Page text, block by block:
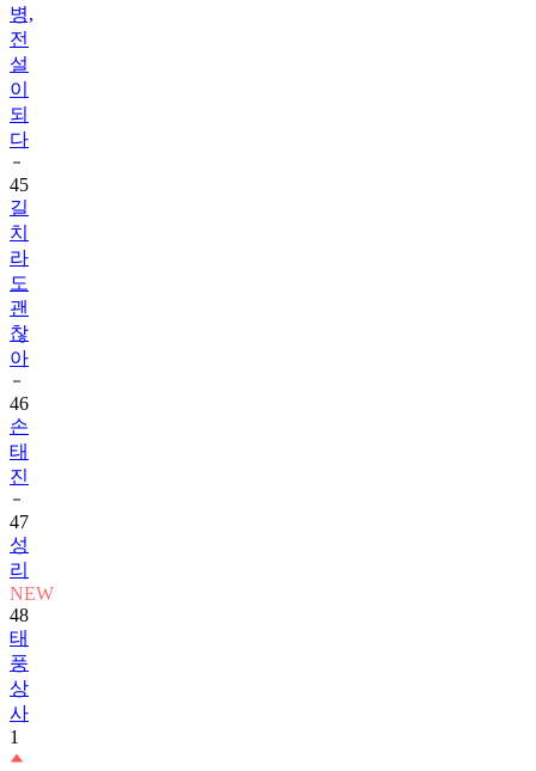
병,
전
설
이
되
다
45
길
치
라
도
괜
찮
아
46
손
태
진
47
성
리
NEW
48
태
풍
상
사
1